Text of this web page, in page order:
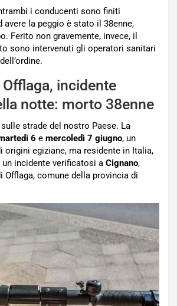
i conducenti sono finiti
avere la peggio è stato il 38enne,
Ferito non gravemente, invece, il
sono intervenuti gli operatori sanitari
incidente
notte: morto 38enne
strade del nostro Paese. La
6 e mercoledì 7 giugno, un
origini egiziane, ma residente in Italia,
un incidente verificatosi a Cignano,
Offlaga, comune della provincia di